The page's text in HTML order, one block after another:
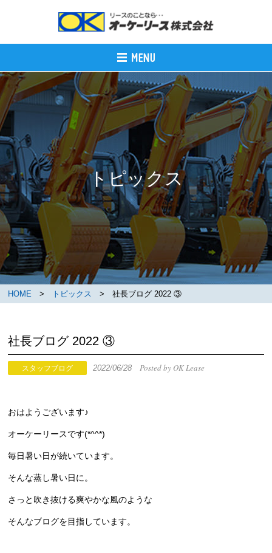
トピックス
HOME > トピックス > 社長ブログ 2022 ③
社長ブログ 2022 ③
スタッフブログ 2022/06/28Posted by OK Lease
おはようございます♪
オーケーリースです(*^^*)
毎日暑い日が続いています。
そんな蒸し暑い日に。
さっと吹き抜ける爽やかな風のような
そんなブログを目指しています。